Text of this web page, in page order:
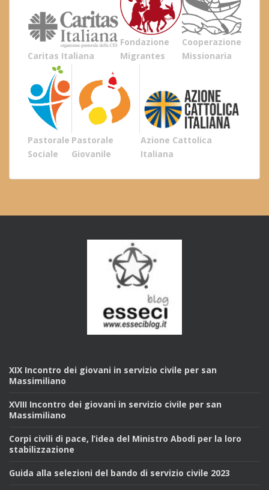
Caritas Italiana
Fondazione
Migrantes
Cooperazione
Missionaria
Pastorale
Sociale
Pastorale
Giovanile
Azione Cattolica
Italiana
XIX Incontro dei giovani in servizio civile per san
Massimiliano
XVIII Incontro dei giovani in servizio civile per san
Massimiliano
Corpi civili di pace, l’idea del Ministro Abodi per la loro
stabilizzazione
Guida alla selezioni del bando di servizio civile 2023